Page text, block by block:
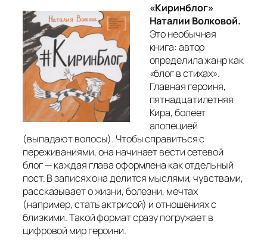
«Киринблог»
Наталии Волковой.
Это необычная
книга: автор
определила жанр как
«блог в стихах».
Главная героиня,
пятнадцатилетняя
Кира, болеет
алопецией
(выпадают волосы). Чтобы справиться с
переживаниями, она начинает вести сетевой
блог — каждая глава оформлена как отдельный
пост. В записях она делится мыслями, чувствами,
рассказывает о жизни, болезни, мечтах
(например, стать актрисой) и отношениях с
близкими. Такой формат сразу погружает в
цифровой мир героини.